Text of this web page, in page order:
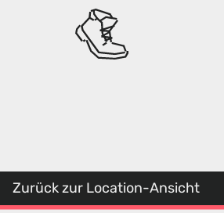
Zurück zur Location-Ansicht